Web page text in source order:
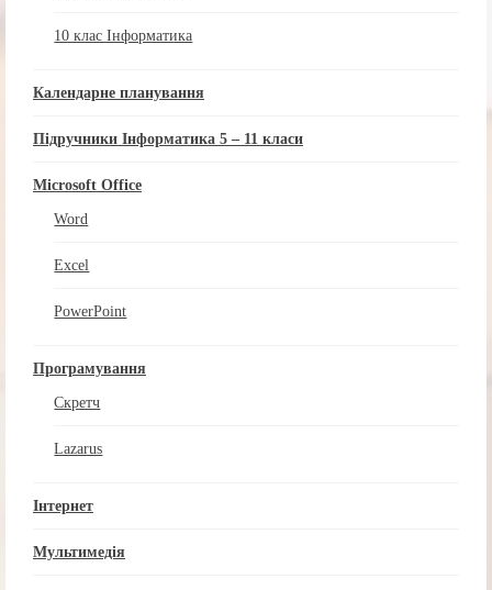
10 клас Інформатика
Календарне планування
Підручники Інформатика 5 – 11 класи
Microsoft Office
Word
Excel
PowerPoint
Програмування
Скретч
Lazarus
Інтернет
Мультимедія